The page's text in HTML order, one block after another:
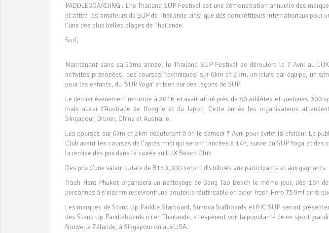
PADDLEBOARDING : Lhe Thailand SUP Festival est une démonstration annuelle des
et attire les amateurs de SUP de Thaïlande ainsi que des compétiteurs internationaux pour
l’une des plus belles plages de Thaïlande.
Surf,
Maintenant dans sa 5ème année, le Thailand SUP Festival se déroulera le 7 Avril au
activités proposées, des courses ‘techniques’ sur 6km et 2km, un relais par équipe, un
pour les enfants, du ‘SUP Yoga’ et bien sur des leçons de SUP.
Le dernier événement remonte à 2016 et avait attiré près de 80 athlètes et quelques 300
mais aussi d’Australie de Hongrie et du Japon. Cette année les organisateurs
SIngapour, Brunei, Chine et Australie.
Les courses sur 6km et 2km débuteront à 9h le samedi 7 Avril pour éviter la chaleur. Le
Club avant les courses de l’après midi qui seront lancées à 14h, suivie du SUP Yoga et des
la remise des prix dans la soirée au LUX Beach Club.
Des prix d’une valeur totale de B150,000 seront distribués aux participants et aux gagnants.
Trash Hero Phuket organisera un nettoyage de Bang Tao Beach le même jour, dès 16h
personnes à s’inscrire recevront une bouteille réutilisable en acier Trash Hero 750ml ainsi
Les marques de Stand Up Paddle Starboard, Sunova Surfboards et BIC SUP seront
des Stand Up Paddleboards ici en Thaïlande, et espèrent voir la popularité de ce sport
Nouvelle Zélande, à Singapour ou aux USA.